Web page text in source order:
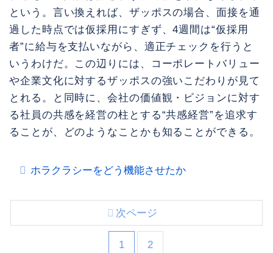
という。言い換えれば、ザッポスの場合、面接を通
過した時点では仮採用にすぎず、4週間は“仮採用
者”に給与を支払いながら、適正チェックを行うと
いうわけだ。この辺りには、コーポレートバリュー
や企業文化に対するザッポスの強いこだわりが見て
とれる。と同時に、会社の価値観・ビジョンに対す
る社員の共感を経営の柱とする“共感経営”を追求す
ることが、どのようなことかも知ることができる。
ホラクラシーをどう機能させたか
1 2
次ページ